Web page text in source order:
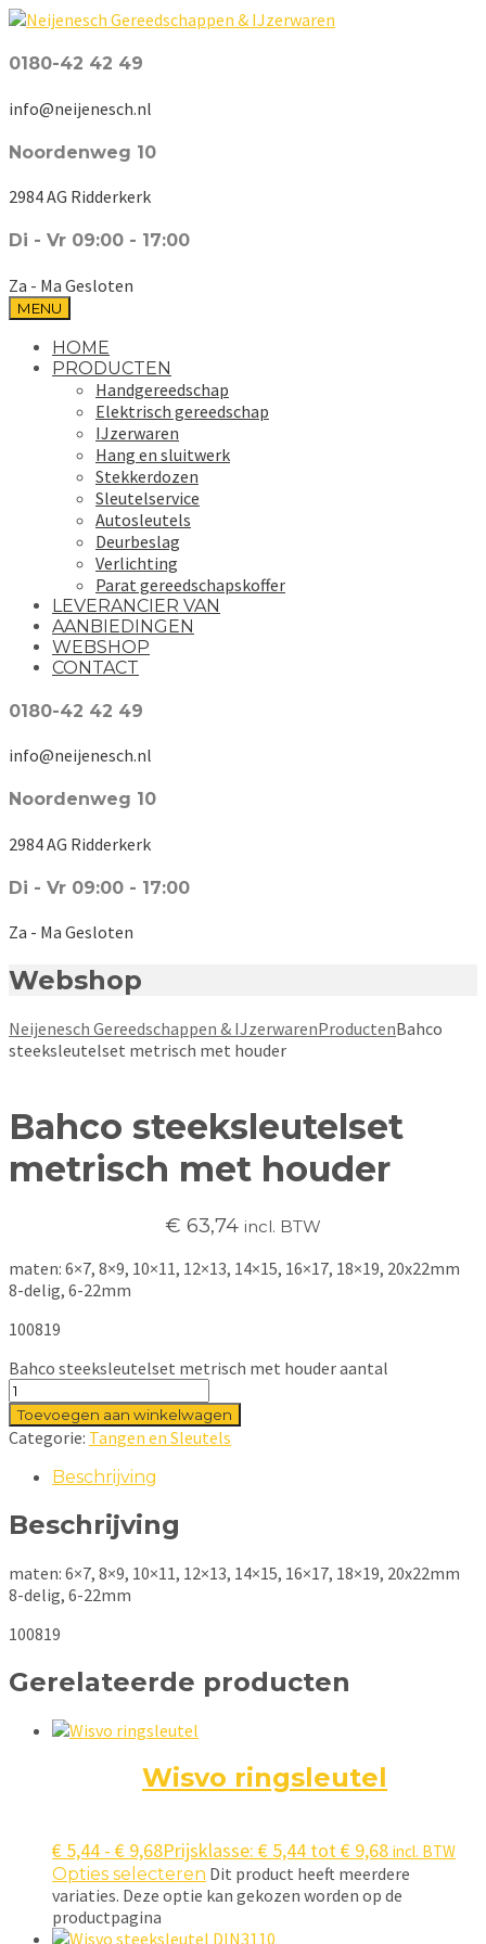
0180-42 42 49
info@neijenesch.nl
Noordenweg 10
2984 AG Ridderkerk
Di - Vr 09:00 - 17:00
Za - Ma Gesloten
MENU
HOME
PRODUCTEN
Handgereedschap
Elektrisch gereedschap
IJzerwaren
Hang en sluitwerk
Stekkerdozen
Sleutelservice
Autosleutels
Deurbeslag
Verlichting
Parat gereedschapskoffer
LEVERANCIER VAN
AANBIEDINGEN
WEBSHOP
CONTACT
0180-42 42 49
info@neijenesch.nl
Noordenweg 10
2984 AG Ridderkerk
Di - Vr 09:00 - 17:00
Za - Ma Gesloten
Webshop
Neijenesch Gereedschappen & IJzerwarenProductenBahco
steeksleutelset metrisch met houder
Bahco steeksleutelset
metrisch met houder
€ 63,74 incl. BTW
maten: 6×7, 8×9, 10×11, 12×13, 14×15, 16×17, 18×19, 20x22mm
8-delig, 6-22mm
100819
Bahco steeksleutelset metrisch met houder aantal
Toevoegen aan winkelwagen
Categorie: Tangen en Sleutels
Beschrijving
Beschrijving
maten: 6×7, 8×9, 10×11, 12×13, 14×15, 16×17, 18×19, 20x22mm
8-delig, 6-22mm
100819
Gerelateerde producten
Wisvo ringsleutel
€ 5,44 - € 9,68Prijsklasse: € 5,44 tot € 9,68 incl. BTW
Opties selecteren Dit product heeft meerdere
variaties. Deze optie kan gekozen worden op de
productpagina